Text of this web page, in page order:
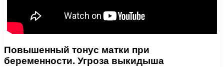
Повышенный тонус матки при
беременности. Угроза выкидыша